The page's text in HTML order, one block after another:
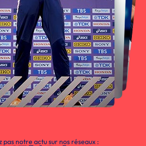
pas notre actu sur nos réseaux :